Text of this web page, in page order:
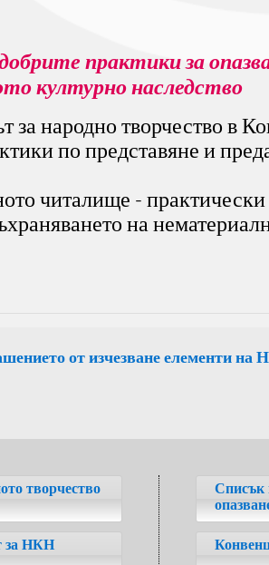
практики за
културно наследство
за народно творчество в
по представяне и
читалище -
на
от изчезване елементи на
творчество
за НКН
Списък